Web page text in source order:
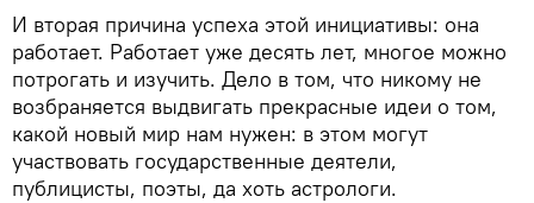
И вторая причина успеха этой инициативы: она
работает. Работает уже десять лет, многое можно
потрогать и изучить. Дело в том, что никому не
возбраняется выдвигать прекрасные идеи о том,
какой новый мир нам нужен: в этом могут
участвовать государственные деятели,
публицисты, поэты, да хоть астрологи.